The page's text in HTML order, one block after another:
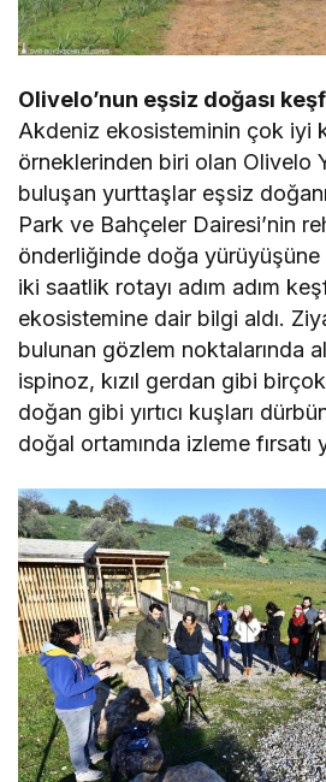
Olivelo’nun eşsiz doğası
Akdeniz ekosisteminin çok iyi
örneklerinden biri olan Olivelo
buluşan yurttaşlar eşsiz
Park ve Bahçeler Dairesi’nin
önderliğinde doğa yürüyüşüne
iki saatlik rotayı adım adım
ekosistemine dair bilgi aldı.
bulunan gözlem noktalarında
ispinoz, kızıl gerdan gibi
doğan gibi yırtıcı kuşları
doğal ortamında izleme fırsatı